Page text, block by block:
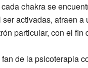
chakra se
activadas, atraen
particular, con el
de la psicoterapia